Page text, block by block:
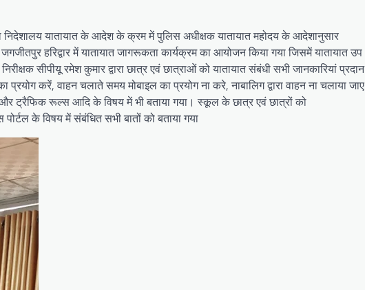
यातायात के आदेश के क्रम में पुलिस अधीक्षक यातायात महोदय के आदेशानुसार
हरिद्वार में यातायात जागरूकता कार्यक्रम का आयोजन किया गया जिसमें यातायात उप
सीपीयू रमेश कुमार द्वारा छात्र एवं छात्राओं को यातायात संबंधी सभी जानकारियां प्रदान
करें, वाहन चलाते समय मोबाइल का प्रयोग ना करे, नाबालिग द्वारा वाहन ना चलाया जाए
ट्रैफिक रूल्स आदि के विषय में भी बताया गया। स्कूल के छात्र एवं छात्रों को
के विषय में संबंधित सभी बातों को बताया गया